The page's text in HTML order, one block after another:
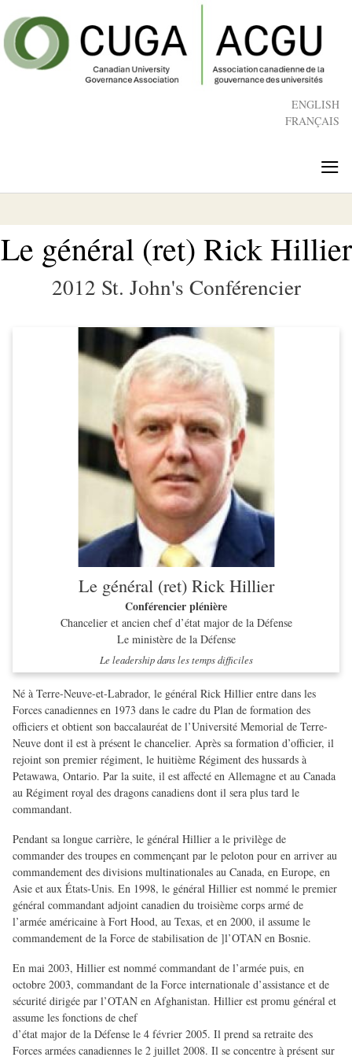
to
main
content
ENGLISH
FRANÇAIS
≡
Le général (ret) Rick Hillier
2012 St. John's Conférencier
Le général (ret) Rick Hillier
Conférencier plénière
Chancelier et ancien chef d’état major de la Défense
Le ministère de la Défense
Le leadership dans les temps difficiles
Né à Terre-Neuve-et-Labrador, le général Rick Hillier entre dans les
Forces canadiennes en 1973 dans le cadre du Plan de formation des
officiers et obtient son baccalauréat de l’Université Memorial de Terre-
Neuve dont il est à présent le chancelier. Après sa formation d’officier, il
rejoint son premier régiment, le huitième Régiment des hussards à
Petawawa, Ontario. Par la suite, il est affecté en Allemagne et au Canada
au Régiment royal des dragons canadiens dont il sera plus tard le
commandant.
Pendant sa longue carrière, le général Hillier a le privilège de
commander des troupes en commençant par le peloton pour en arriver au
commandement des divisions multinationales au Canada, en Europe, en
Asie et aux États-Unis. En 1998, le général Hillier est nommé le premier
général commandant adjoint canadien du troisième corps armé de
l’armée américaine à Fort Hood, au Texas, et en 2000, il assume le
commandement de la Force de stabilisation de ]l’OTAN en Bosnie.
En mai 2003, Hillier est nommé commandant de l’armée puis, en
octobre 2003, commandant de la Force internationale d’assistance et de
sécurité dirigée par l’OTAN en Afghanistan. Hillier est promu général et
assume les fonctions de chef
d’état major de la Défense le 4 février 2005. Il prend sa retraite des
Forces armées canadiennes le 2 juillet 2008. Il se concentre à présent sur